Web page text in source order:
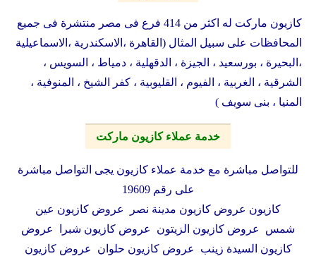
كازيون ماركت له اكثر من 414 فرع فى مصر منتشرة فى جميع
المحافظات على سبيل المثال (القاهرة ،الاسكندرية ،الاسماعيلية
،البحيرة ، بورسعيد ، الجيزة ، الدقهلية ، دمياط ، السويس ،
الشرقية ، الغربية ، الفيوم ، القليوبية ، كفر الشيخ ، المنوفية ،
المنيا ، بنى سويف )
خدمة عملاء كازيون ماركت
للتواصل مباشرة مع خدمة عملاء كازيون يجى التواصل مباشرة
على رقم 19609
كازيون عروض كازيون مدينة نصر عروض كازيون عين
شمس عروض كازيون الزيتون عروض كازيون شبرا عروض
كازيون السيدة زينب عروض كازيون حلوان عروض كازيون